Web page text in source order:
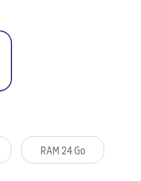
RAM 24 Go